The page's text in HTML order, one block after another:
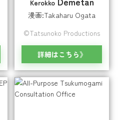
Kerokko
漫画:Takaharu Ogata
©Tatsunoko Productions
詳細はこちら